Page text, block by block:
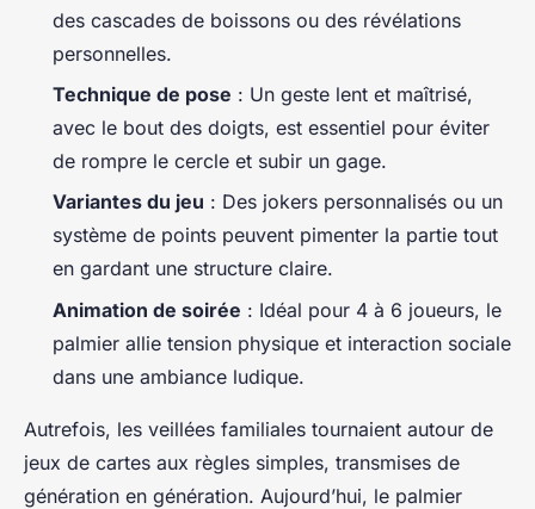
des cascades de boissons ou des révélations
personnelles.
Technique de pose : Un geste lent et maîtrisé,
avec le bout des doigts, est essentiel pour éviter
de rompre le cercle et subir un gage.
Variantes du jeu : Des jokers personnalisés ou un
système de points peuvent pimenter la partie tout
en gardant une structure claire.
Animation de soirée : Idéal pour 4 à 6 joueurs, le
palmier allie tension physique et interaction sociale
dans une ambiance ludique.
Autrefois, les veillées familiales tournaient autour de
jeux de cartes aux règles simples, transmises de
génération en génération. Aujourd’hui, le palmier